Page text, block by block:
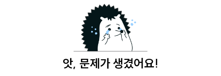
앗, 문제가 생겼어요!